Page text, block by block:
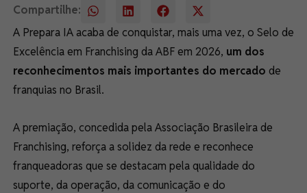
Compartilhe:
A Prepara IA acaba de conquistar, mais uma vez, o Selo de
Excelência em Franchising da ABF em 2026, um dos
reconhecimentos mais importantes do mercado de
franquias no Brasil.
A premiação, concedida pela Associação Brasileira de
Franchising, reforça a solidez da rede e reconhece
franqueadoras que se destacam pela qualidade do
suporte, da operação, da comunicação e do